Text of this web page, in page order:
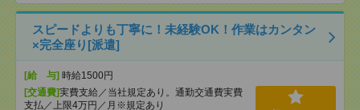
スピードよりも丁寧に！未経験OK！作業はカンタン
×完全座り[派遣]
[給 与] 時給1500円
[交通費]実費支給／当社規定あり。通勤交通費実費
支払／上限4万円／月※規定あり